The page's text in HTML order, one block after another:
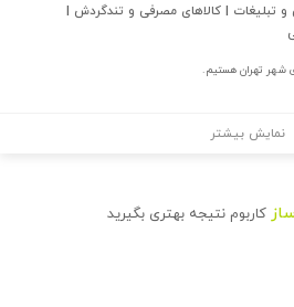
و تبلیغات | کالاهای مصرفی و تندگردش |
شهر تهران هستیم.
نمایش بیشتر
کاربوم نتیجه بهتری بگیرید